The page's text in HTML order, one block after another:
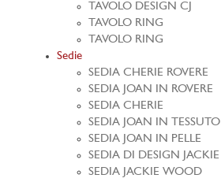
TAVOLO DESIGN CJ
TAVOLO RING
TAVOLO RING
Sedie
SEDIA CHERIE ROVERE
SEDIA JOAN IN ROVERE
SEDIA CHERIE
SEDIA JOAN IN TESSUTO
SEDIA JOAN IN PELLE
SEDIA DI DESIGN JACKIE
SEDIA JACKIE WOOD